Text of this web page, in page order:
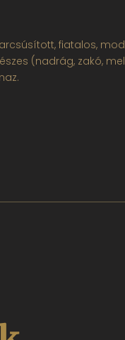
fiatalos,
(nadrág, zakó,